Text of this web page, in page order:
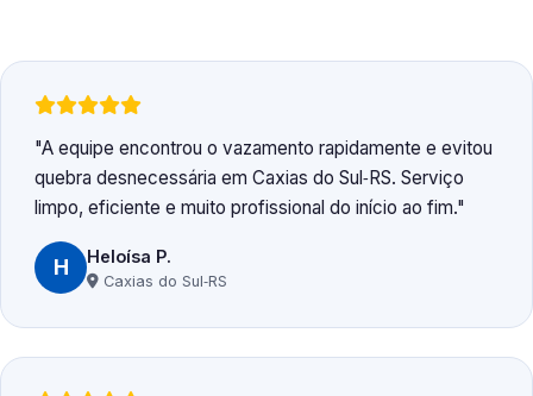
A equipe encontrou o vazamento rapidamente e evitou
quebra desnecessária em Caxias do Sul‑RS. Serviço
limpo, eficiente e muito profissional do início ao fim.
H Heloísa P.
Caxias do Sul‑RS